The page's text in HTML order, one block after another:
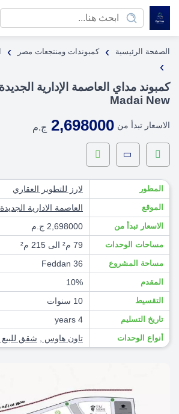
الصفحة الرئيسية › كمبوندات ومنتجعات مصر ›
›
Madai New
الاسعار تبدأ من 2,698000 ج.م
المطور لارز للتطوير العقاري
الموقع العاصمة الادارية الجديدة
الاسعار تبدأ من 2,698000 ج.م
مساحات الوحدات 79 م² الى 215 م²
مساحة المشروع 36 Feddan
المقدم 10%
التقسيط 10 سنوات
تاريخ التسليم 4 years
أنواع الوحدات تاون هاوس شقق للبيع